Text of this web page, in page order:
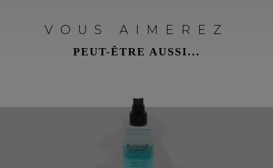
VOUS AIMEREZ
PEUT-ÊTRE AUSSI...